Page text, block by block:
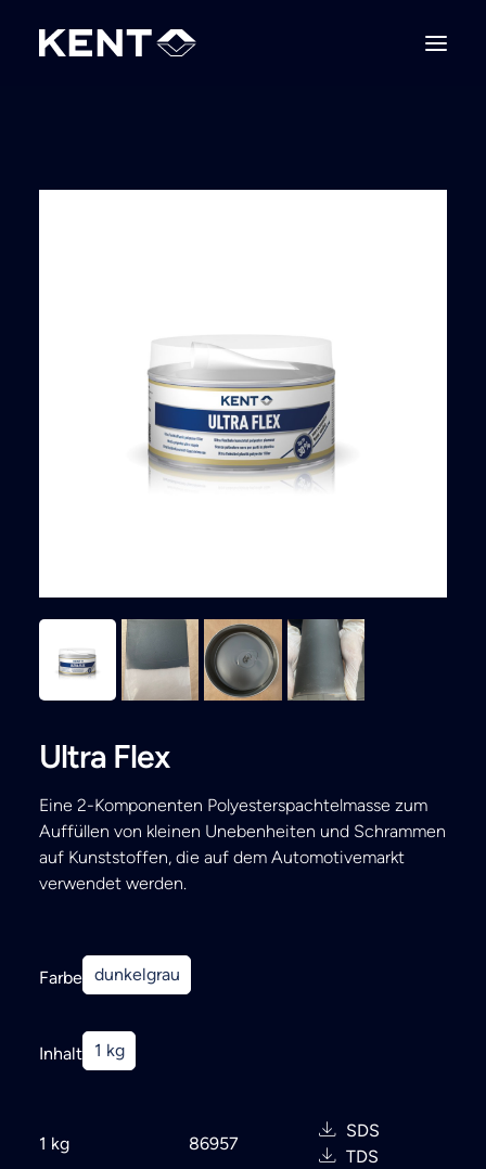
Ultra Flex
Eine 2-Komponenten Polyesterspachtelmasse zum
Auffüllen von kleinen Unebenheiten und Schrammen
auf Kunststoffen, die auf dem Automotivemarkt
verwendet werden.
Farbe dunkelgrau
Inhalt 1 kg
1 kg 86957
SDS
TDS